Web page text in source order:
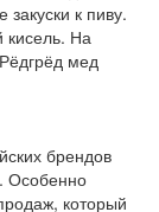
к пиву.
кисель. На
мед
брендов
Особенно
который